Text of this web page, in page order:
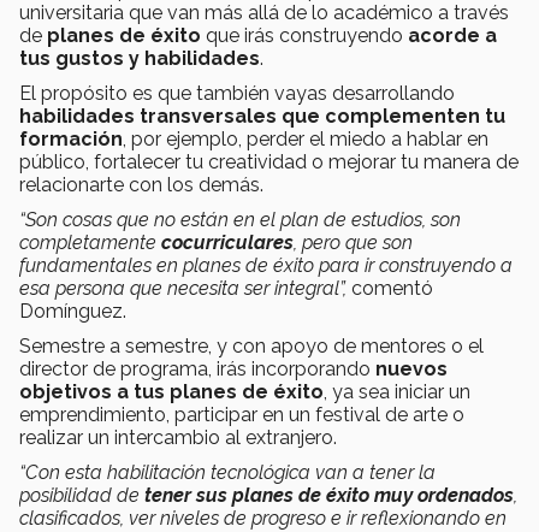
universitaria que van más allá de lo académico a través
de planes de éxito que irás construyendo acorde a
tus gustos y habilidades.
El propósito es que también vayas desarrollando
habilidades transversales que complementen tu
formación, por ejemplo, perder el miedo a hablar en
público, fortalecer tu creatividad o mejorar tu manera de
relacionarte con los demás.
“Son cosas que no están en el plan de estudios, son
completamente cocurriculares, pero que son
fundamentales en planes de éxito para ir construyendo a
esa persona que necesita ser integral”, comentó
Domínguez.
Semestre a semestre, y con apoyo de mentores o el
director de programa, irás incorporando nuevos
objetivos a tus planes de éxito, ya sea iniciar un
emprendimiento, participar en un festival de arte o
realizar un intercambio al extranjero.
“Con esta habilitación tecnológica van a tener la
posibilidad de tener sus planes de éxito muy ordenados,
clasificados, ver niveles de progreso e ir reflexionando en